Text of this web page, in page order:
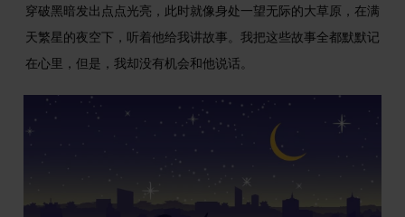
穿破黑暗发出点点光亮，此时就像身处一望无际的大草原，在满
天繁星的夜空下，听着他给我讲故事。我把这些故事全都默默记
在心里，但是，我却没有机会和他说话。